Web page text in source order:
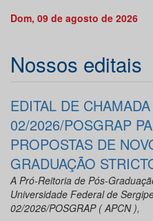
Dom, 09 de agosto de 2026
Nossos editais
EDITAL DE
02/2026/POSGRAP
PROPOSTAS DE
GRADUAÇÃO
A Pró-Reitoria de Pós-
Universidade Federal de
02/2026/POSGRAP ( APCN ),